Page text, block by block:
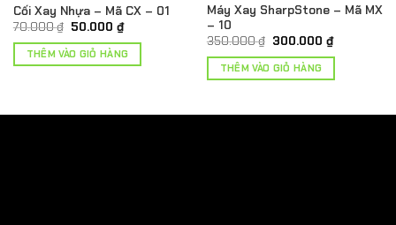
Cối Xay Nhựa – Mã CX – 01
70.000₫ Giá
là:
70.000 ₫.
50.000 ₫Giá
hiện
tại
là:
THÊM VÀO GIỎ HÀNG
Máy Xay SharpStone – Mã MX
– 10
350.000₫ Giá
là:
350.000 ₫.
300.000 ₫Giá
hiện
tại
THÊM VÀO GIỎ HÀNG